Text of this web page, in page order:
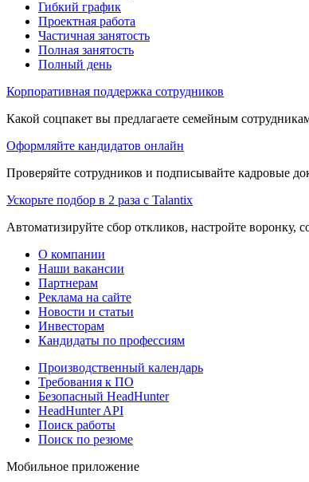
Гибкий график
Проектная работа
Частичная занятость
Полная занятость
Полный день
Корпоративная поддержка сотрудников
Какой соцпакет вы предлагаете семейным
Оформляйте кандидатов онлайн
Проверяйте сотрудников и подписывайте кадровые
Ускорьте подбор в 2 раза с Talantix
Автоматизируйте сбор откликов, настройте воронку,
О компании
Наши вакансии
Партнерам
Реклама на сайте
Новости и статьи
Инвесторам
Кандидаты по профессиям
Производственный календарь
Требования к ПО
Безопасный HeadHunter
HeadHunter API
Поиск работы
Поиск по резюме
Мобильное приложение